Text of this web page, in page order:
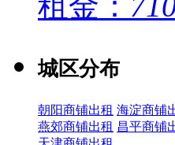
城区分布
朝阳商铺出租 海淀商铺
燕郊商铺出租 昌平商铺